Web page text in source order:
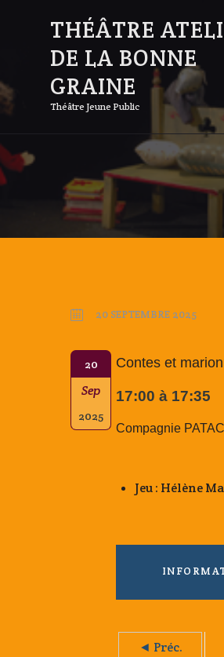
THÉÂTRE
DE LA BONNE
GRAINE
Théâtre Jeune Public
20 SEPTEMBRE 2025
20
Sep
2025
Contes et
17:00 à 17:35
Compagnie
Jeu : Hélène
◄ Préc.